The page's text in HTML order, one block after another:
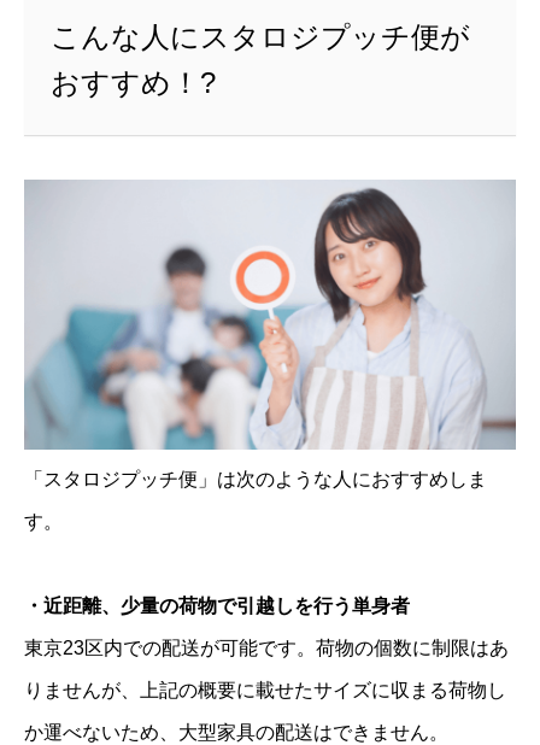
こんな人にスタロジプッチ便が
おすすめ！?
「スタロジプッチ便」は次のような人におすすめしま
す。
・近距離、少量の荷物で引越しを行う単身者
東京23区内での配送が可能です。荷物の個数に制限はあ
りませんが、上記の概要に載せたサイズに収まる荷物し
か運べないため、大型家具の配送はできません。